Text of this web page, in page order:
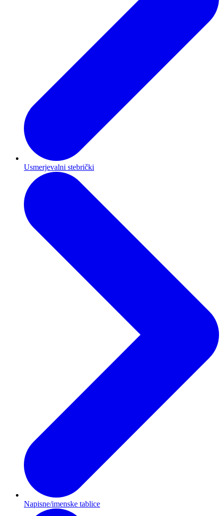
Usmerjevalni stebrički
Napisne/imenske tablice